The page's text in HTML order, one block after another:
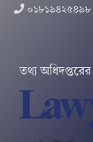
০১৮১৯৪২৫৪৯৮
তথ‌্য অ‌ধিদপ্ত‌রের